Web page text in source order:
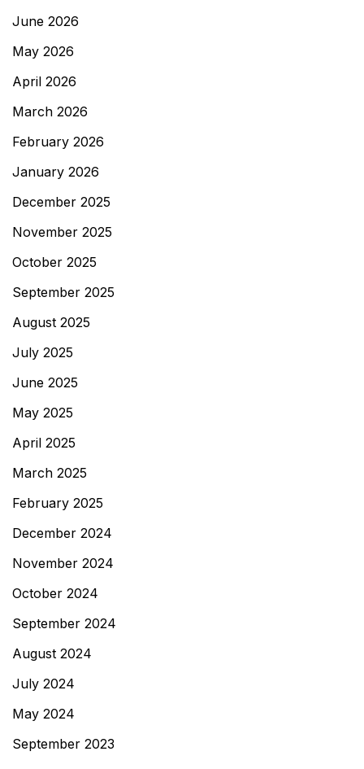
June 2026
May 2026
April 2026
March 2026
February 2026
January 2026
December 2025
November 2025
October 2025
September 2025
August 2025
July 2025
June 2025
May 2025
April 2025
March 2025
February 2025
December 2024
November 2024
October 2024
September 2024
August 2024
July 2024
May 2024
September 2023